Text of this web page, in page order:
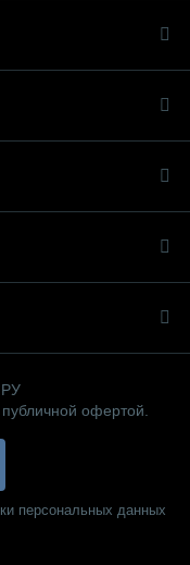
офертой.
персональных данных